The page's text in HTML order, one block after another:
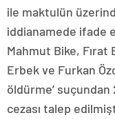
ile maktulün
iddianamede ifade
Mahmut Bike,
Erbek ve Furkan
öldürme’ suçundan
cezası talep